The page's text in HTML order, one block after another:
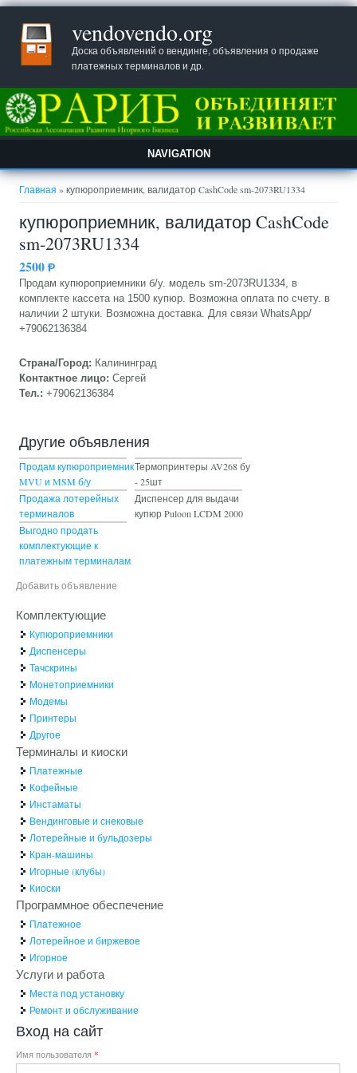
vendovendo.org
Доска объявлений о вендинге, объявления о продаже
платежных терминалов и др.
NAVIGATION
Вы здесь
Главная » купюроприемник, валидатор CashCode sm-2073RU1334
купюроприемник, валидатор CashCode
sm-2073RU1334
2500Ᵽ
Продам купюроприемники б/у. модель sm-2073RU1334, в
комплекте кассета на 1500 купюр. Возможна оплата по счету. в
наличии 2 штуки. Возможна доставка. Для связи WhatsApp/
+79062136384
Страна/Город: Калининград
Контактное лицо:Сергей
Тел.:+79062136384
Другие объявления
Продам купюроприемник
MVU и MSM б/у
Термопринтеры AV268 бу
- 25шт
Продажа лотерейных
терминалов
Диспенсер для выдачи
купюр Puloon LCDM 2000
Выгодно продать
комплектующие к
платежным терминалам
Добавить объявление
Комплектующие
Купюроприемники
Диспенсеры
Тачскрины
Монетоприемники
Модемы
Принтеры
Другое
Терминалы и киоски
Платежные
Кофейные
Инстаматы
Вендинговые и снековые
Лотерейные и бульдозеры
Кран-машины
Игорные (клубы)
Киоски
Программное обеспечение
Платежное
Лотерейное и биржевое
Игорное
Услуги и работа
Места под установку
Ремонт и обслуживание
Вход на сайт
Имя пользователя *